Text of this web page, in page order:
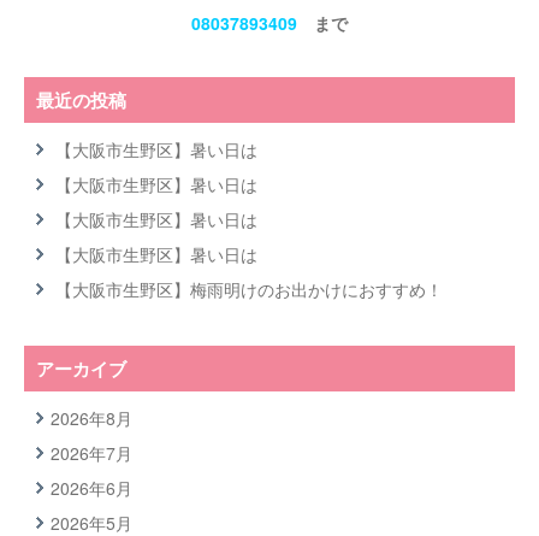
08037893409 まで
最近の投稿
【大阪市生野区】暑い日は
【大阪市生野区】暑い日は
【大阪市生野区】暑い日は
【大阪市生野区】暑い日は
【大阪市生野区】梅雨明けのお出かけにおすすめ！
アーカイブ
2026年8月
2026年7月
2026年6月
2026年5月